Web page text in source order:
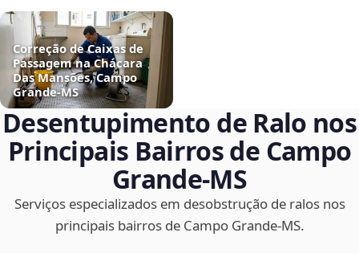
Correção de Caixas de
Passagem na Chácara
Das Mansões, Campo
Grande‑MS
Desentupimento de Ralo nos
Principais Bairros de Campo
Grande‑MS
Serviços especializados em desobstrução de ralos nos
principais bairros de Campo Grande‑MS.